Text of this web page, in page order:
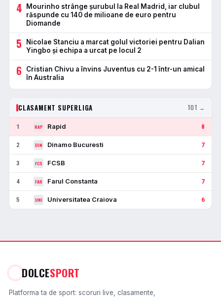
4
Mourinho strânge șurubul la Real Madrid, iar clubul
răspunde cu 140 de milioane de euro pentru
Diomande
5
Nicolae Stanciu a marcat golul victoriei pentru Dalian
Yingbo și echipa a urcat pe locul 2
6
Cristian Chivu a învins Juventus cu 2-1 într-un amical
în Australia
CLASAMENT SUPERLIGA TOT →
1 RAP Rapid 8
2 DIN Dinamo Bucuresti 7
3 FCS FCSB 7
4 FAR Farul Constanta 7
5 UNI Universitatea Craiova 6
DOLCESPORT
Platforma ta de sport: scoruri live, clasamente,